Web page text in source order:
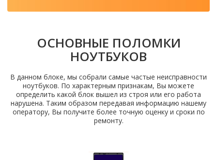
ОСНОВНЫЕ ПОЛОМКИ
НОУТБУКОВ
В данном блоке, мы собрали самые частые неисправности
ноутбуков. По характерным признакам, Вы можете
определить какой блок вышел из строя или его работа
нарушена. Таким образом передавая информацию нашему
оператору, Вы получите более точную оценку и сроки по
ремонту.